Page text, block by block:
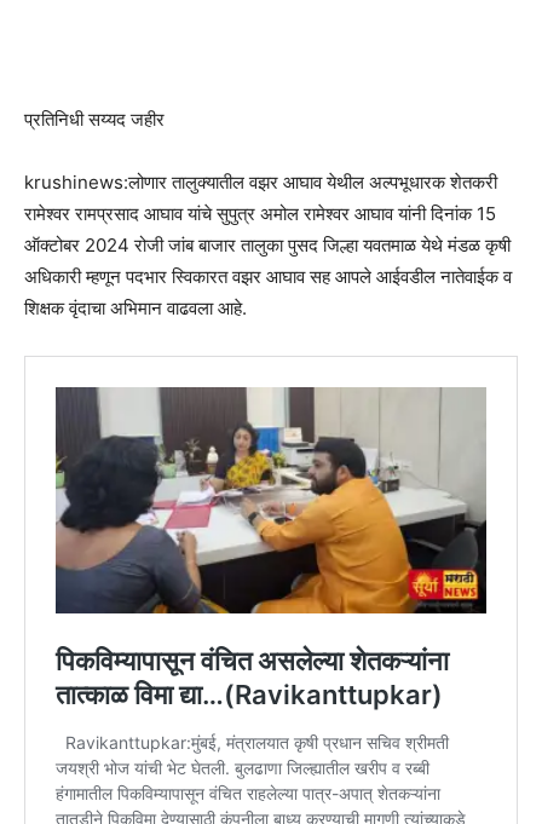
प्रतिनिधी सय्यद जहीर
krushinews:लोणार तालुक्यातील वझर आघाव येथील अल्पभूधारक शेतकरी
रामेश्वर रामप्रसाद आघाव यांचे सुपुत्र अमोल रामेश्वर आघाव यांनी दिनांक 15
ऑक्टोबर 2024 रोजी जांब बाजार तालुका पुसद जिल्हा यवतमाळ येथे मंडळ कृषी
अधिकारी म्हणून पदभार स्विकारत वझर आघाव सह आपले आईवडील नातेवाईक व
शिक्षक वृंदाचा अभिमान वाढवला आहे.